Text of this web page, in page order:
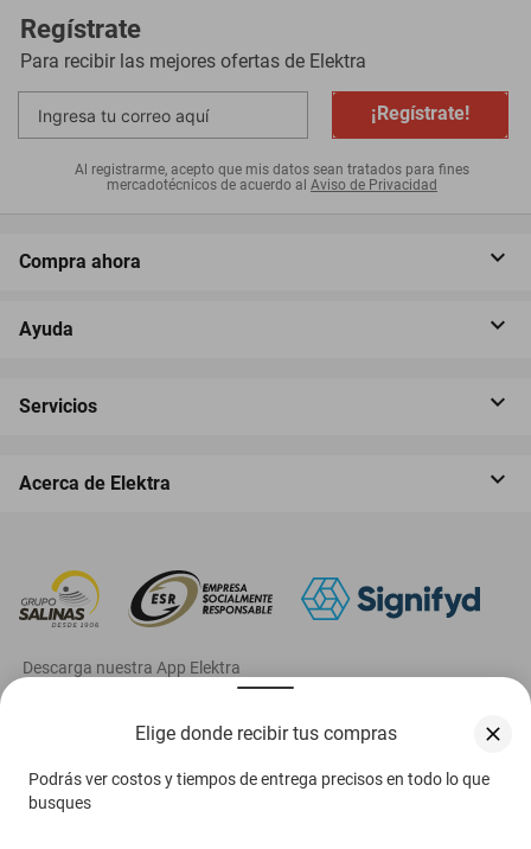
Elige donde recibir tus compras
Podrás ver costos y tiempos de entrega precisos en todo lo que
busques
Regístrate
Para recibir las mejores ofertas de Elektra
¡Regístrate!
Al registrarme, acepto que mis datos sean tratados para fines
mercadotécnicos de acuerdo al Aviso de Privacidad
Compra ahora
Ayuda
Servicios
Acerca de Elektra
‎ Descarga nuestra App Elektra
Aviso de privacidad